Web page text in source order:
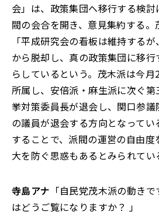
会」は、政策集団へ移行する検
閥の会合を開き、意見集約する
「平成研究会の看板は維持する
から脱却し、真の政策集団に移
らしているという。茂木派は今
所属し、安倍派・麻生派に次ぐ
挙対策委員長が退会し、関口参
の議員が退会する方向となって
することで、派閥の運営の自由
大を防ぐ思惑もあるとみられてい
寺島アナ 「自民党茂木派の動き
はどうご覧になりますか？ 」